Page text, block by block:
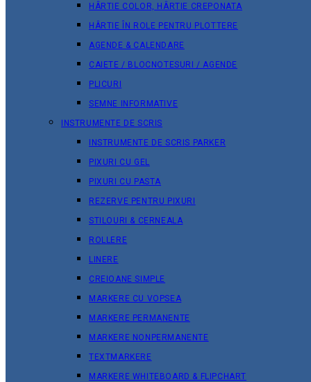
HÂRTIE COLOR, HÂRTIE CREPONATA
HÂRTIE ÎN ROLE PENTRU PLOTTERE
AGENDE & CALENDARE
CAIETE / BLOCNOTESURI / AGENDE
PLICURI
SEMNE INFORMATIVE
INSTRUMENTE DE SCRIS
INSTRUMENTE DE SCRIS PARKER
PIXURI CU GEL
PIXURI CU PASTA
REZERVE PENTRU PIXURI
STILOURI & СERNEALA
ROLLERE
LINERE
CREIOANE SIMPLE
MARKERE CU VOPSEA
MARKERE PERMANENTE
MARKERE NONPERMANENTE
TEXTMARKERE
MARKERE WHITEBOARD & FLIPCHART